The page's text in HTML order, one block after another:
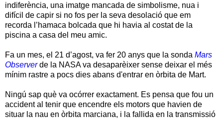
indiferència, una imatge mancada de simbolisme, nua i
difícil de capir si no fos per la seva desolació que em
recorda l’hamaca bolcada que hi havia al costat de la
piscina a casa del meu amic.
Fa un mes, el 21 d’agost, va fer 20 anys que la sonda Mars
Observerde la NASA va desaparèixer sense deixar el més
mínim rastre a pocs dies abans d'entrar en òrbita de Mart.
Ningú sap què va ocórrer exactament. Es pensa que fou un
accident al tenir que encendre els motors que havien de
situar la nau en òrbita marciana, i la fallida en la transmissió